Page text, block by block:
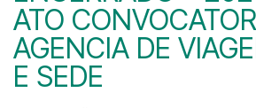
ATO
AGENCIA DE
E SEDE